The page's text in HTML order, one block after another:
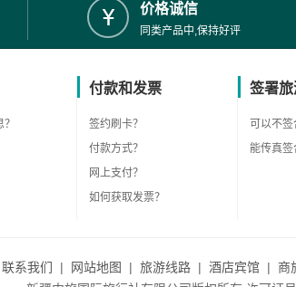
价格诚信
同类产品中,保持好评
付款和发票
签约刷卡？
付款方式？
网上支付？
如何获取发票？
签署旅
可以不签
能传真签
联系我们 | 网站地图 | 旅游线路 | 酒店宾馆 | 商